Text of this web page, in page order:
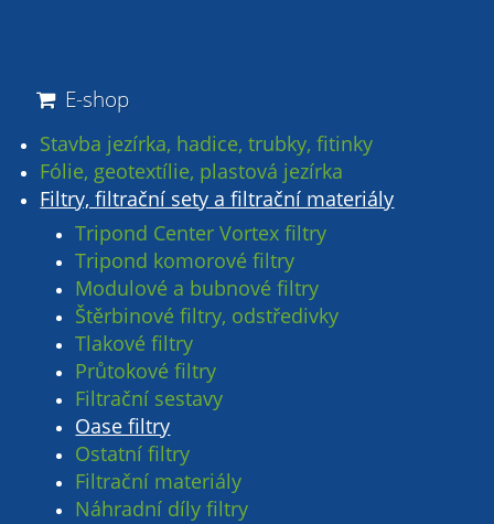
E-shop
Stavba jezírka, hadice, trubky, fitinky
Fólie, geotextílie, plastová jezírka
Filtry, filtrační sety a filtrační materiály
Tripond Center Vortex filtry
Tripond komorové filtry
Modulové a bubnové filtry
Štěrbinové filtry, odstředivky
Tlakové filtry
Průtokové filtry
Filtrační sestavy
Oase filtry
Ostatní filtry
Filtrační materiály
Náhradní díly filtry